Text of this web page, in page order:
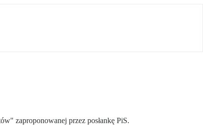
zaproponowanej przez posłankę PiS.